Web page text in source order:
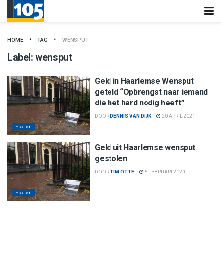
HOME TAG WENSPUT
Label:wensput
Haarlem
Geld in Haarlemse Wensput
geteld “Opbrengst naar iemand
die het hard nodig heeft”
DOOR DENNIS VAN DIJK 20 APRIL 2021
Haarlem
Geld uit Haarlemse wensput
gestolen
DOORTIM OTTE 5 FEBRUARI 2020